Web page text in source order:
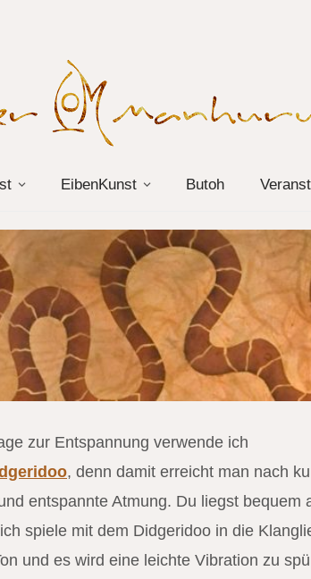
EibenKunst Butoh
zur Entspannung verwende ich
, denn damit erreicht man nach
entspannte Atmung. Du liegst bequem
spiele mit dem Didgeridoo in die
und es wird eine leichte Vibration zu